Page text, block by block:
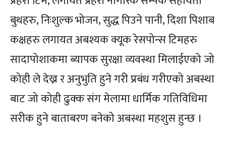
बुथहरु, निःशुल्क भोजन, सुद्ध पिउने पानी, दिशा पिशाब
कक्षहरु लगायत अबश्यक क्यूक रेसपोन्स टिमहरु
सादापोशाकमा ब्यापक सुरक्षा व्यवस्था मिलाईएको जो
कोही ले देख्न र अनुभुति हुने गरी प्रबंध गरीएको अबस्था
बाट जो कोही ढुक्क संग मेलामा धार्मिक गतिविधिमा
सरीक हुने बाताबरण बनेको अबस्था महशुस हुन्छ ।